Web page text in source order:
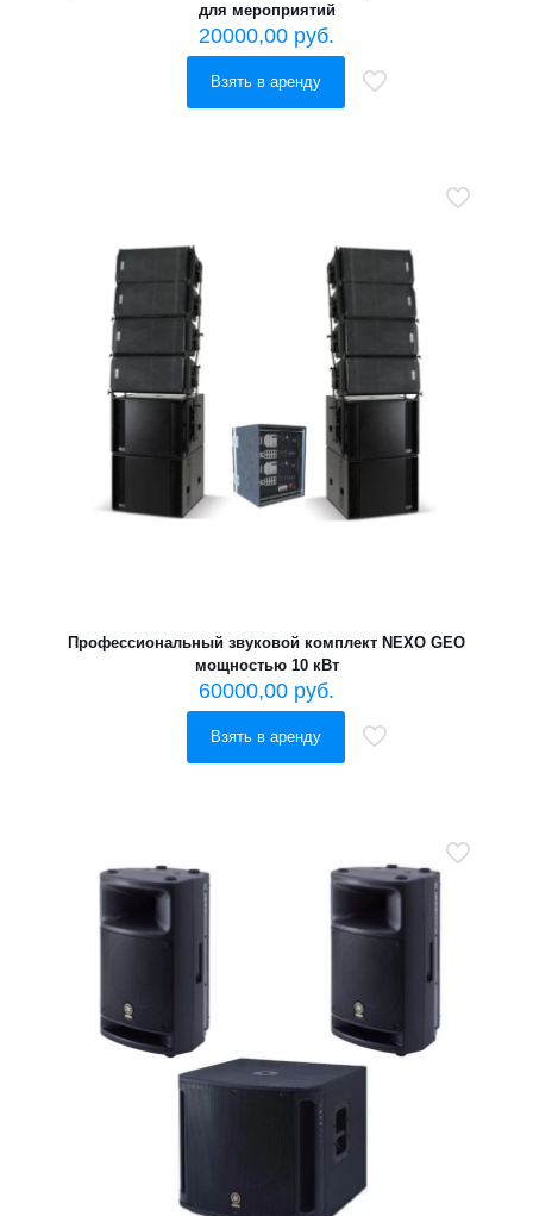
для мероприятий
20000,00 руб.
Взять в аренду
Профессиональный звуковой комплект NEXO GEO
мощностью 10 кВт
60000,00 руб.
Взять в аренду